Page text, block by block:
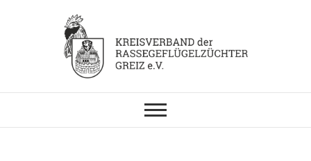
KV RGZ Greiz